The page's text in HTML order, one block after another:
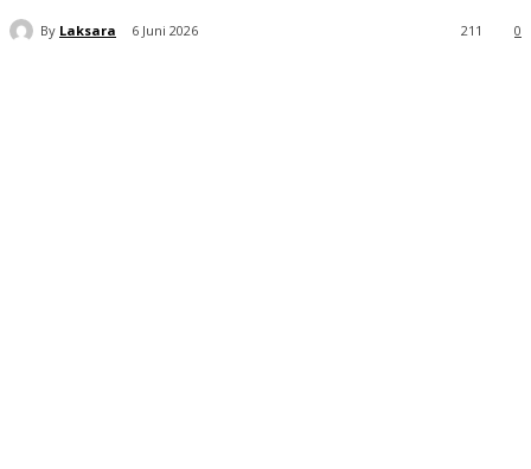
By Laksara 6 Juni 2026 0
211